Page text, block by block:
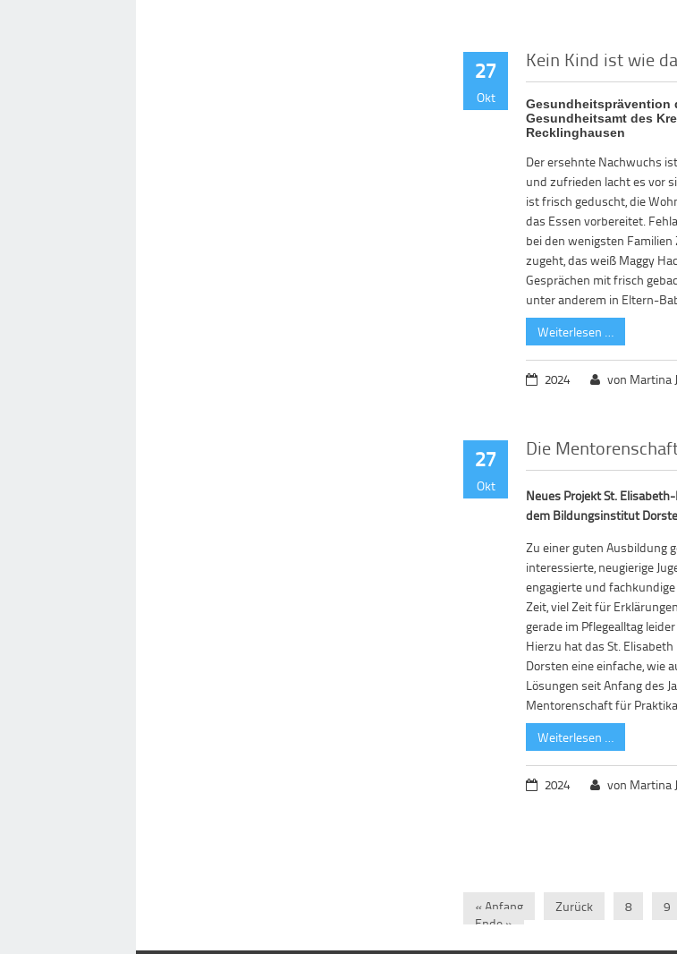
27
Okt
Kein Kind ist wie
Gesundheitsprävention
Gesundheitsamt des
Recklinghausen
Der ersehnte Nachwuchs
und zufrieden lacht es vor
ist frisch geduscht, die
das Essen vorbereitet.
bei den wenigsten Familien
zugeht, das weiß Maggy
Gesprächen mit frisch
unter anderem in Eltern-
Weiterlesen …
2024 von Martina
27
Okt
Die
Neues Projekt St.
dem Bildungsinstitut
Zu einer guten Ausbildung
interessierte, neugierige
engagierte und
Zeit, viel Zeit für
gerade im Pflegealltag
Hierzu hat das St.
Dorsten eine einfache, wie
Lösungen seit Anfang des
Mentorenschaft für
Weiterlesen …
2024 von Martina
« Anfang Zurück 8 9
Ende »